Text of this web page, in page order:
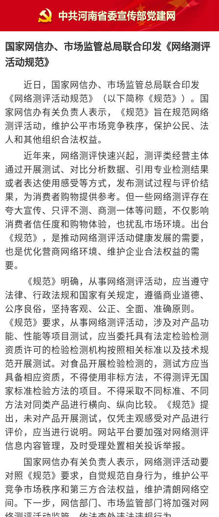
国家网信办、市场监管总局联合印发《网络测评
活动规范》
近日，国家网信办、市场监管总局联合印发
《网络测评活动规范》（以下简称《规范》）。国
家网信办有关负责人表示，《规范》旨在规范网络
测评活动，维护公平市场竞争秩序，保护公民、法
人和其他组织合法权益。
近年来，网络测评快速兴起，测评类经营主体
通过开展测试、对比分析数据、引用专业检测结果
或者表达使用感受等方式，发布测试过程与评价结
果，为消费者购物提供参考。但一些网络测评存在
夸大宣传、只评不测、商测一体等问题，不仅影响
消费者信任度和购物体验，也扰乱市场环境。出台
《规范》，是推动网络测评活动健康发展的需要，
也是优化营商网络环境、维护企业合法权益的需
要。
《规范》明确，从事网络测评活动，应当遵守
法律、行政法规和国家有关规定，遵循商业道德、
公序良俗，坚持客观、公正、全面、准确原则。
《规范》要求，从事网络测评活动，涉及对产品功
能、性能等项目测试，应当委托具有法定检验检测
资质许可的检验检测机构按照相关标准以及技术规
范开展测试。对食品开展检验检测的，测试方应当
具备相应资质，不得使用非标方法，不得测评无国
家标准检验方法的项目。不得采取不同标准、不同
方法对同类产品进行横向、纵向比较。《规范》提
出，未对产品开展测试，仅凭主观感受对产品进行
评价，应当进行说明。网站平台要加强对网络测评
信息内容管理，及时受理处置相关投诉举报。
国家网信办有关负责人表示，网络测评活动要
对照《规范》要求，自觉规范自身行为，维护公平
竞争市场秩序和第三方合法权益，维护清朗网络空
间。下一步，网信部门、市场监管部门将加强对网